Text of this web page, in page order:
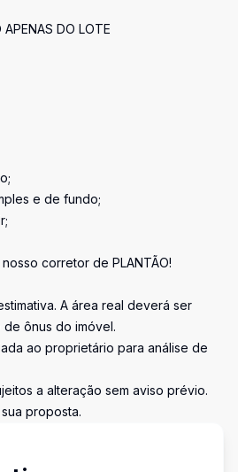
APENAS DO LOTE
e de fundo;
corretor de PLANTÃO!
A área real deverá ser
ônus do imóvel.
ao proprietário para análise de
a alteração sem aviso prévio.
proposta.